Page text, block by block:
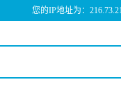
您的IP地址为：